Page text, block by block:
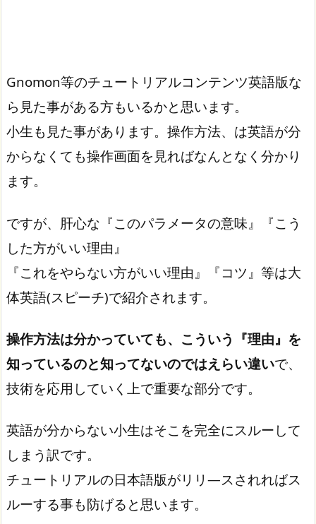
Gnomon等のチュートリアルコンテンツ英語版な
ら見た事がある方もいるかと思います。
小生も見た事があります。操作方法、は英語が分
からなくても操作画面を見ればなんとなく分かり
ます。
ですが、肝心な『このパラメータの意味』『こう
した方がいい理由』
『これをやらない方がいい理由』『コツ』等は大
体英語(スピーチ)で紹介されます。
操作方法は分かっていても、こういう『理由』を
知っているのと知ってないのではえらい違いで、
技術を応用していく上で重要な部分です。
英語が分からない小生はそこを完全にスルーして
しまう訳です。
チュートリアルの日本語版がリリ―スされればス
ルーする事も防げると思います。